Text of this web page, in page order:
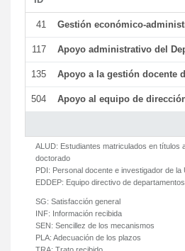
41 Gestión económico-
117 Apoyo administrativo del
135 Apoyo a la gestión docente
504 Apoyo al equipo de
ALUD: Estudiantes matriculados en títulos
doctorado
PDI: Personal docente e investigador de la
EDDEP: Equipo directivo de departamentos
SG: Satisfacción general
INF: Información recibida
SEN: Sencillez de los mecanismos
PLA: Adecuación de los plazos